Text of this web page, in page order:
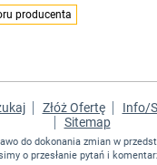
producenta
Złóż Ofertę Info/
Sitemap
do dokonania zmian w
o przesłanie pytań i